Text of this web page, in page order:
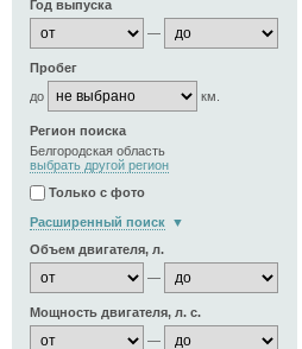
Год выпуска
—
Пробег
до
км.
Регион поиска
Белгородская область
выбрать другой регион
Только с фото
Расширенный поиск
Объем двигателя, л.
—
Мощность двигателя, л. с.
—